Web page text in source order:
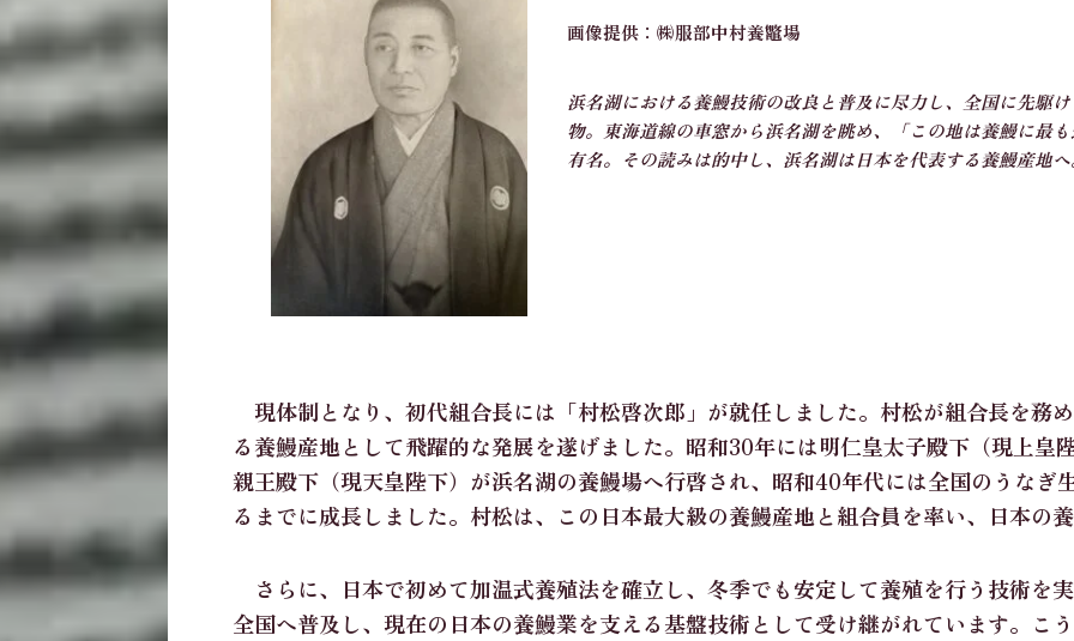
画像提供：㈱服部中村養鼈場
浜名湖における養鰻技術の改良と普及に尽力し、全国に先駆
物。東海道線の車窓から浜名湖を眺め、「この地は養鰻に最
有名。その読みは的中し、浜名湖は日本を代表する養鰻産地
現体制となり、初代組合長には「村松啓次郎」が就任しました。 村松が組合長を務
る養鰻産地として飛躍的な発展を遂げました。昭和30年には明仁皇太子殿下（現上皇
親王殿下（現天皇陛下）が浜名湖の養鰻場へ行啓され、昭和40年代には全国のうなぎ
るまでに成長しました。村松は、この日本最大級の養鰻産地と組合員を率い、日本の
さらに、日本で初めて加温式養殖法を確立し、冬季でも安定して養殖を行う技術を
全国へ普及し、現在の日本の養鰻業を支える基盤技術として受け継がれています。こ